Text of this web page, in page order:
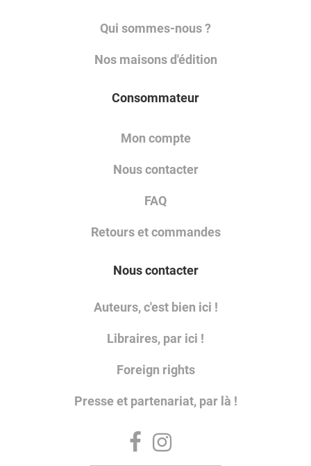
Qui sommes-nous ?
Nos maisons d'édition
Consommateur
Mon compte
Nous contacter
FAQ
Retours et commandes
Nous contacter
Auteurs, c'est bien ici !
Libraires, par ici !
Foreign rights
Presse et partenariat, par là !